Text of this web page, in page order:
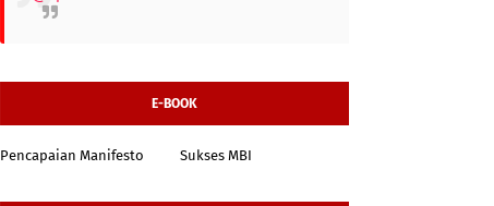
E-BOOK
Pencapaian Manifesto Sukses MBI